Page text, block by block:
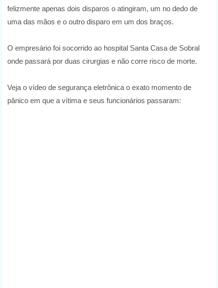
felizmente apenas dois disparos o atingiram, um no dedo de
uma das mãos e o outro disparo em um dos braços.
O empresário foi socorrido ao hospital Santa Casa de Sobral
onde passará por duas cirurgias e não corre risco de morte.
Veja o vídeo de segurança eletrônica o exato momento de
pânico em que a vítima e seus funcionários passaram: